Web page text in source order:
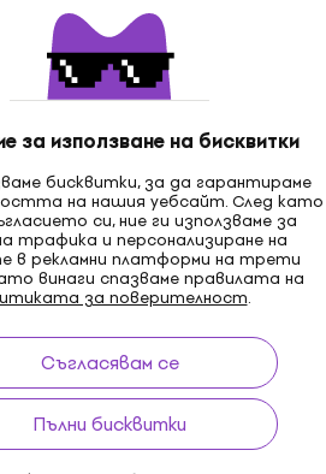
за използване на бисквитки
бисквитки, за да гарантираме
на нашия уебсайт. След като
си, ние ги използваме за
трафика и персонализиране на
в рекламни платформи на трети
винаги спазваме правилата на
за поверителност.
Съгласявам се
Пълни бисквитки